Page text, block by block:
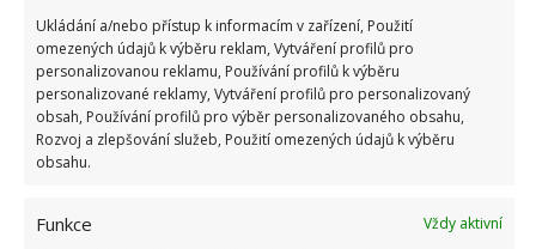
Ukládání a/nebo přístup k informacím v zařízení, Použití
omezených údajů k výběru reklam, Vytváření profilů pro
personalizovanou reklamu, Používání profilů k výběru
personalizované reklamy, Vytváření profilů pro personalizovaný
obsah, Používání profilů pro výběr personalizovaného obsahu,
Rozvoj a zlepšování služeb, Použití omezených údajů k výběru
obsahu.
Funkce
Vždy aktivní
levandulového esenciálního oleje nebo oleje z
čajovníku. V případě, že by vám nepomohly tyto
přírodní prostředky, použijte chemické, nebo
zavolejte profesionální pomoc.